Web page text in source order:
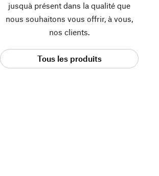
jusquà présent dans la qualité que
nous souhaitons vous offrir, à vous,
nos clients.
Tous les produits